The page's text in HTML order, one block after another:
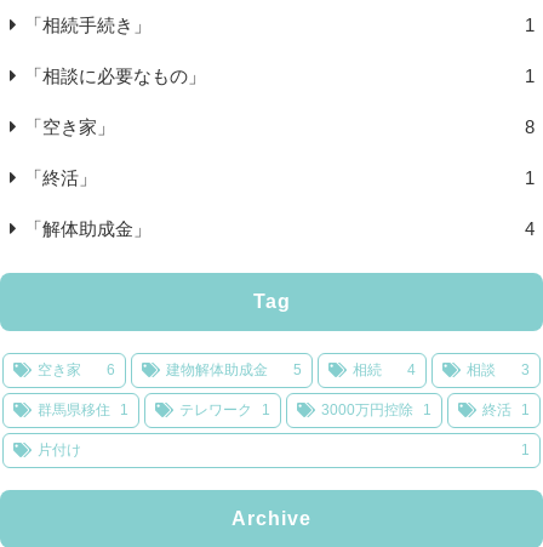
「相続手続き」 1
「相談に必要なもの」 1
「空き家」 8
「終活」 1
「解体助成金」 4
Tag
空き家 6 建物解体助成金 5 相続 4 相談 3
群馬県移住 1 テレワーク 1 3000万円控除 1 終活 1
片付け 1
Archive